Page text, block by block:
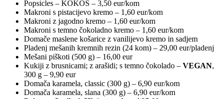
Popsicles – KOKOS – 3,50 eur/kom
Makroni s pistacijevo kremo – 1,60 eur/kom
Makroni z jagodno kremo – 1,60 eur/kom
Makroni s temno čokoladno kremo – 1,60 eur/kom
Domače maslene košarice z vanilijevo kremo in sadjem
Pladenj mešanih kremnih rezin (24 kom) – 29,00 eur/pladenj
Mešani piškoti (500 g) – 16,00 eur
Kukiji z brusnicami; z arašidi; s temno čokolado – VEGAN,
300 g – 9,90 eur
Domača karamela, classic (300 g) – 6,90 eur/kom
Domača karamela, slana (300 g) – 6,90 eur/kom